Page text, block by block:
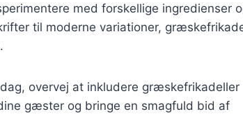
med forskellige ingredienser
til moderne variationer,
overvej at inkludere græskefrikadeller
gæster og bringe en smagfuld bid af